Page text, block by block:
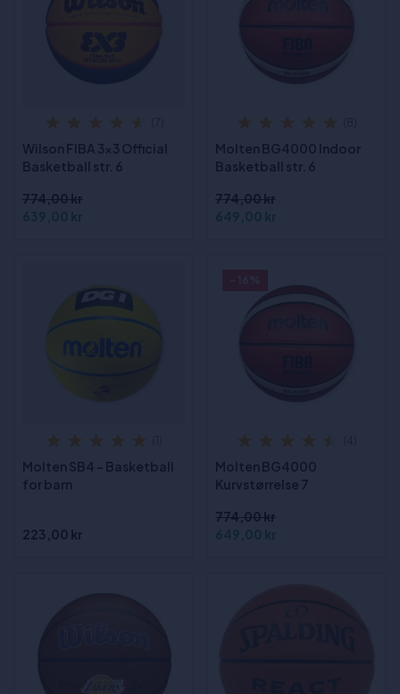
Wilson FIBA 3x3 Official
Basketball str. 6
774,00 kr
639,00 kr
Molten BG4000 Indoor
Basketball str. 6
774,00 kr
649,00 kr
Molten SB4 - Basketball
for barn
223,00 kr
Molten BG4000
Kurvstørrelse 7
774,00 kr
649,00 kr